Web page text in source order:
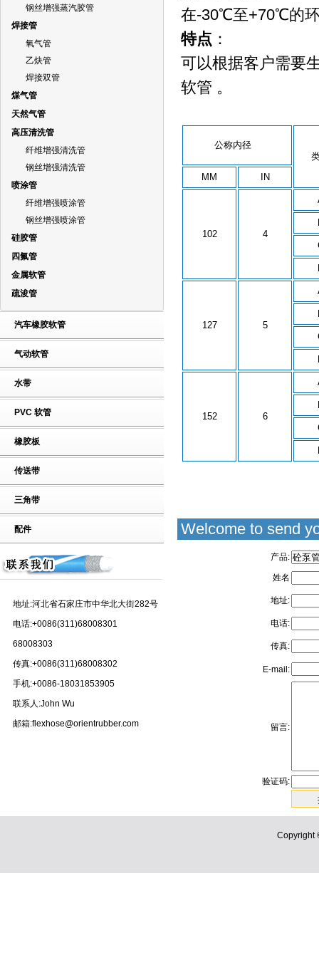
钢丝增强蒸汽胶管
焊接管
氧气管
乙炔管
焊接双管
煤气管
天然气管
高压清洗管
纤维增强清洗管
钢丝增强清洗管
喷涂管
纤维增强喷涂管
钢丝增强喷涂管
硅胶管
四氟管
金属软管
疏浚管
汽车橡胶软管
气动软管
水带
PVC 软管
橡胶板
传送带
三角带
配件
地址:河北省石家庄市中华北大街282号
电话:+0086(311)68008301
68008303
传真:+0086(311)68008302
手机:+0086-18031853905
联系人:John Wu
邮箱:flexhose@orientrubber.com
在-30℃至+70℃的
特点 ：
可以根据客户需要
软管 。
公称内径
MM
IN
102 4
127 5
152 6
Welcome to send
产品:
姓名
地址:
电话:
传真:
E-mail:
留言:
验证码:
Copyright